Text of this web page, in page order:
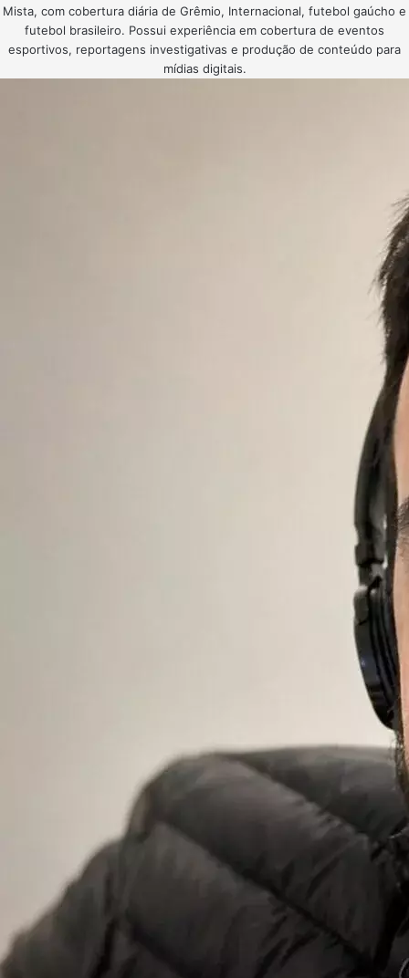
Mista, com cobertura diária de Grêmio, Internacional, futebol gaúcho e
futebol brasileiro. Possui experiência em cobertura de eventos
esportivos, reportagens investigativas e produção de conteúdo para
mídias digitais.